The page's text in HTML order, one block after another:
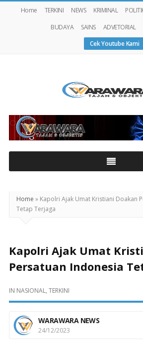
Home TERKINI NEWS KRIMINAL
BUDAYA
SAINS ADVETORIAL
Cek Youtube Kami
Home » Kapolri Ajak Umat Kristiani Doakan
Tetap Terjaga
Kapolri Ajak Umat
Persatuan Indonesia
IN NASIONAL, TERKINI
WARAWARA NEWS
24/12/2023